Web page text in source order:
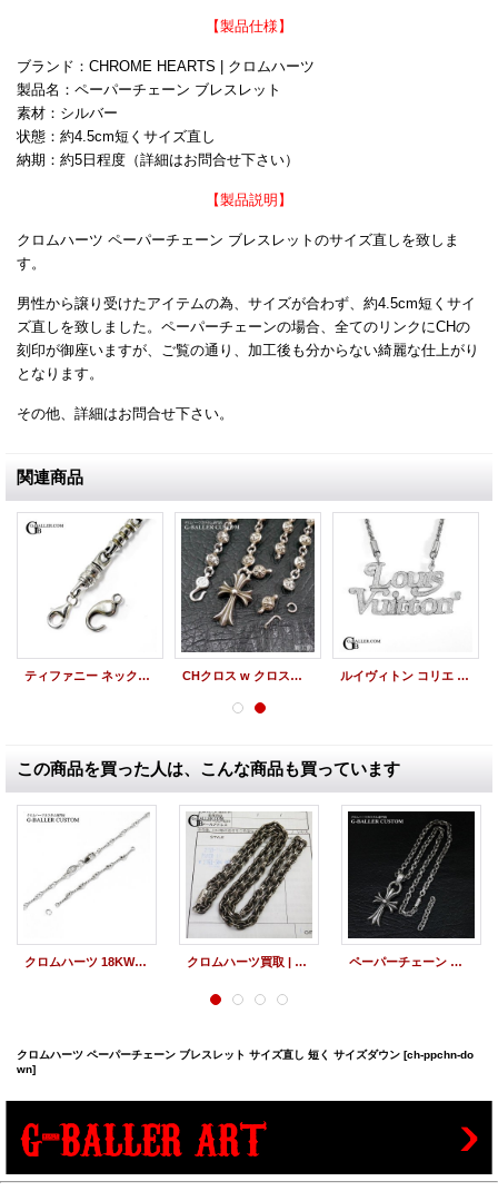
【製品仕様】
ブランド：CHROME HEARTS | クロムハーツ
製品名：ペーパーチェーン ブレスレット
素材：シルバー
状態：約4.5cm短くサイズ直し
納期：約5日程度（詳細はお問合せ下さい）
【製品説明】
クロムハーツ ペーパーチェーン ブレスレットのサイズ直しを致しま
す。
男性から譲り受けたアイテムの為、サイズが合わず、約4.5cm短くサイ
ズ直しを致しました。ペーパーチェーンの場合、全てのリンクにCHの
刻印が御座いますが、ご覧の通り、加工後も分からない綺麗な仕上がり
となります。
その他、詳細はお問合せ下さい。
関連商品
ティファニー ネックレス 留具 修理 カニカン交換 SILVER925 バレルチェーン CHクロス w クロスボールネックレスチェーン ロウ付加工 ルイヴィトン コリエ スクエアード LV ペンダント 留直し
この商品を買った人は、こんな商品も買っています
クロムハーツ 18KWG ツイストチェーン サイズ直し 20inch-18inch 5cmダウン クロムハーツ買取 | ペーパーチェーン 18インチ ペーパーチェーン サイズ直し
クロムハーツ ペーパーチェーン ブレスレット サイズ直し 短く サイズダウン [ch-ppchn-do
wn]